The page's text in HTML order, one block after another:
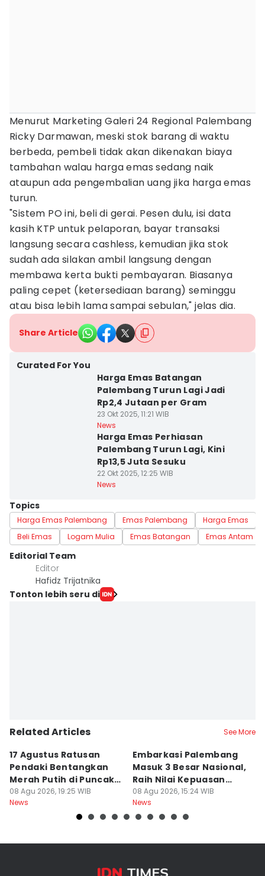
Menurut Marketing Galeri 24 Regional Palembang
Ricky Darmawan, meski stok barang di waktu
berbeda, pembeli tidak akan dikenakan biaya
tambahan walau harga emas sedang naik
ataupun ada pengembalian uang jika harga emas
turun.
"Sistem PO ini, beli di gerai. Pesen dulu, isi data
kasih KTP untuk pelaporan, bayar transaksi
langsung secara cashless, kemudian jika stok
sudah ada silakan ambil langsung dengan
membawa kerta bukti pembayaran. Biasanya
paling cepet (ketersediaan barang) seminggu
atau bisa lebih lama sampai sebulan," jelas dia.
Share Article
Curated For You
Harga Emas Batangan
Palembang Turun Lagi Jadi
Rp2,4 Jutaan per Gram
23 Okt 2025, 11:21 WIB
News
Harga Emas Perhiasan
Palembang Turun Lagi, Kini
Rp13,5 Juta Sesuku
22 Okt 2025, 12:25 WIB
News
Topics
Harga Emas Palembang Emas Palembang Harga Emas
Beli Emas
Logam Mulia Emas Batangan Emas Antam
Editorial Team
Editor
Hafidz Trijatnika
Tonton lebih seru di
Related Articles See More
17 Agustus Ratusan
Pendaki Bentangkan
Merah Putih di Puncak
Dempo
08 Agu 2026, 19:25 WIB
News
Embarkasi Palembang
Masuk 3 Besar Nasional,
Raih Nilai Kepuasan
86,65
08 Agu 2026, 15:24 WIB
News